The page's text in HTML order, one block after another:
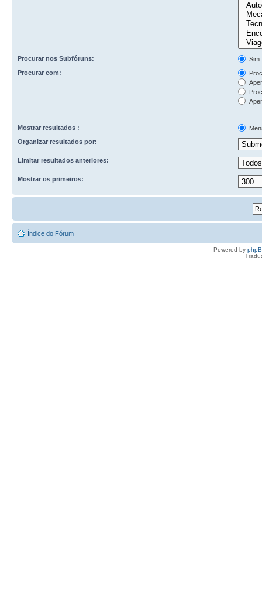
Procurar nos Subfóruns:
Sim
Procurar com:
Mostrar resultados :
Organizar resultados por:
Limitar resultados anteriores:
Mostrar os primeiros:
Índice do Fórum
Powered by